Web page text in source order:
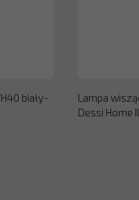
biały-
Lampa
Dessi Home